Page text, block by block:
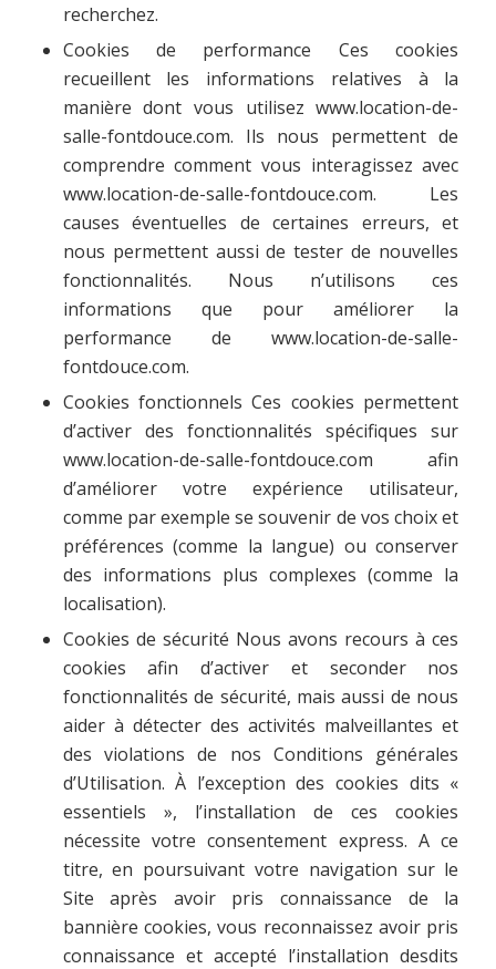
recherchez.
Cookies de performance Ces cookies
recueillent les informations relatives à la
manière dont vous utilisez www.location-de-
salle-fontdouce.com. Ils nous permettent de
comprendre comment vous interagissez avec
www.location-de-salle-fontdouce.com. Les
causes éventuelles de certaines erreurs, et
nous permettent aussi de tester de nouvelles
fonctionnalités. Nous n’utilisons ces
informations que pour améliorer la
performance de www.location-de-salle-
fontdouce.com.
Cookies fonctionnels Ces cookies permettent
d’activer des fonctionnalités spécifiques sur
www.location-de-salle-fontdouce.com afin
d’améliorer votre expérience utilisateur,
comme par exemple se souvenir de vos choix et
préférences (comme la langue) ou conserver
des informations plus complexes (comme la
localisation).
Cookies de sécurité Nous avons recours à ces
cookies afin d’activer et seconder nos
fonctionnalités de sécurité, mais aussi de nous
aider à détecter des activités malveillantes et
des violations de nos Conditions générales
d’Utilisation. À l’exception des cookies dits «
essentiels », l’installation de ces cookies
nécessite votre consentement express. A ce
titre, en poursuivant votre navigation sur le
Site après avoir pris connaissance de la
bannière cookies, vous reconnaissez avoir pris
connaissance et accepté l’installation desdits